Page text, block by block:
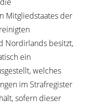
Mitgliedstaates der
Nordirlands besitzt,
ein
welches
im Strafregister
sofern dieser